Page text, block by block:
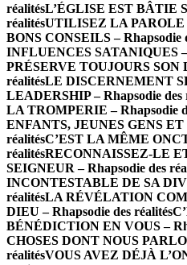
réalitésL’ÉGLISE EST BÂTIE
réalitésUTILISEZ LA PAROLE
BONS CONSEILS – Rhapsodie
INFLUENCES SATANIQUES –
PRÉSERVE TOUJOURS SON
réalitésLE DISCERNEMENT
LEADERSHIP – Rhapsodie des
LA TROMPERIE – Rhapsodie
ENFANTS, JEUNES GENS ET
réalitésC’EST LA MÊME
réalitésRECONNAISSEZ-LE
SEIGNEUR – Rhapsodie des
INCONTESTABLE DE SA
réalitésLA RÉVÉLATION
DIEU – Rhapsodie des réalités
BÉNÉDICTION EN VOUS –
CHOSES DONT NOUS
réalitésVOUS AVEZ DÉJÀ